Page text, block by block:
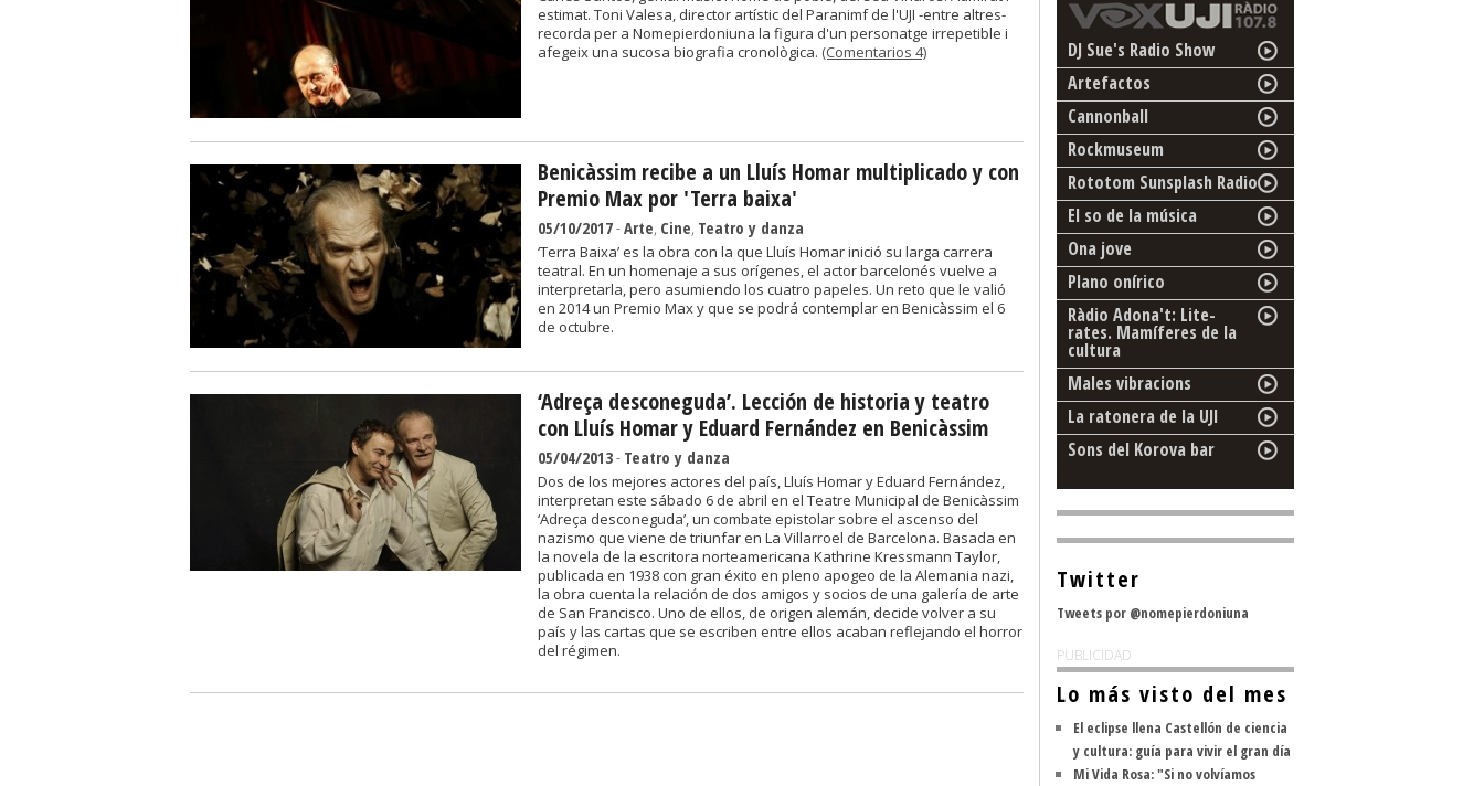
estimat. Toni Valesa, director artístic del Paranimf de l'UJI -entre altres-
recorda per a Nomepierdoniuna la figura d'un personatge irrepetible i
afegeix una sucosa biografia cronològica. (Comentarios 4)
Benicàssim recibe a un Lluís Homar multiplicado y con
Premio Max por 'Terra baixa'
05/10/2017-Arte, Cine, Teatro y danza
‘Terra Baixa’ es la obra con la que Lluís Homar inició su larga carrera
teatral. En un homenaje a sus orígenes, el actor barcelonés vuelve a
interpretarla, pero asumiendo los cuatro papeles. Un reto que le valió
en 2014 un Premio Max y que se podrá contemplar en Benicàssim el 6
de octubre.
‘Adreça desconeguda’. Lección de historia y teatro
con Lluís Homar y Eduard Fernández en Benicàssim
05/04/2013- Teatro y danza
Dos de los mejores actores del país, Lluís Homar y Eduard Fernández,
interpretan este sábado 6 de abril en el Teatre Municipal de Benicàssim
‘Adreça desconeguda’, un combate epistolar sobre el ascenso del
nazismo que viene de triunfar en La Villarroel de Barcelona. Basada en
la novela de la escritora norteamericana Kathrine Kressmann Taylor,
publicada en 1938 con gran éxito en pleno apogeo de la Alemania nazi,
la obra cuenta la relación de dos amigos y socios de una galería de arte
de San Francisco. Uno de ellos, de origen alemán, decide volver a su
país y las cartas que se escriben entre ellos acaban reflejando el horror
del régimen.
DJ Sue's Radio Show
Artefactos
Cannonball
Rockmuseum
Rototom Sunsplash Radio
El so de la música
Ona jove
Plano onírico
Ràdio Adona't: Lite-
rates. Mamíferes de la
cultura
Males vibracions
La ratonera de la UJI
Sons del Korova bar
Twitter
Tweets por @nomepierdoniuna
PUBLICIDAD
Lo más visto del mes
El eclipse llena Castellón de ciencia
y cultura: guía para vivir el gran día
Mi Vida Rosa: "Si no volvíamos